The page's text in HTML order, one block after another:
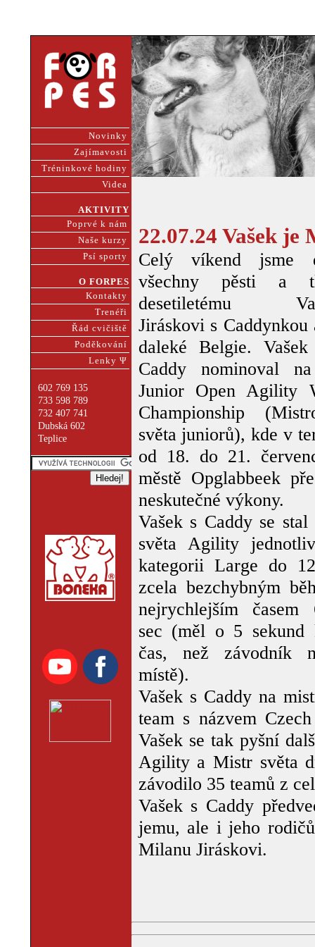
Novinky
Zajímavosti
Tréninkové hodiny
Videa
AKTIVITY
Poprvé k nám
Naše kurzy
Psí sporty
O FORPES
Kontakty
Trenéři
Řád cvičiště
Poděkování
Lenky Ψ
602 769 135
733 598 789
732 407 741
Dubská 602
Teplice
22.07.24 Vašek
Celý víkend jsme
všechny pěsti a
desetiletému
Jiráskovi s Caddynkou
daleké Belgie.
Caddy nominoval
Junior Open Agility
Championship
světa juniorů), kde v
od 18. do 21.
městě Opglabbeek
neskutečné výkony.
Vašek s Caddy se
světa Agility
kategorii Large do
zcela bezchybným
nejrychlejším časem
sec (měl o 5 sekund
čas, než závodník
místě).
Vašek s Caddy na
team s názvem
Vašek se tak pyšní
Agility a Mistr světa
závodilo 35 teamů z
Vašek s Caddy
jemu, ale i jeho
Milanu Jiráskovi.